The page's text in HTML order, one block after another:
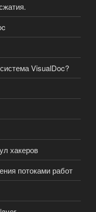
VisualDoc?
хакеров
потоками работ